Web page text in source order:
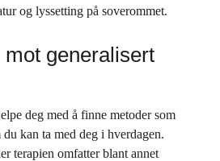
og lyssetting på soverommet.
generalisert
deg med å finne metoder som
kan ta med deg i hverdagen.
terapien omfatter blant annet